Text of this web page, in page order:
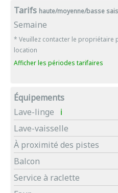
Tarifs haute/moyenne/basse
Semaine
* Veuillez contacter le propriétaire
location
Afficher les périodes tarifaires
Équipements
Lave-linge
ℹ
Lave-vaisselle
À proximité des pistes
Balcon
Service à raclette